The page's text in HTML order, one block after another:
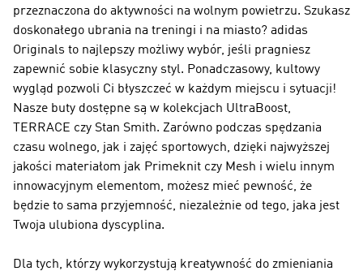
przeznaczona do aktywności na wolnym powietrzu. Szukasz
doskonałego ubrania na treningi i na miasto? adidas
Originals to najlepszy możliwy wybór, jeśli pragniesz
zapewnić sobie klasyczny styl. Ponadczasowy, kultowy
wygląd pozwoli Ci błyszczeć w każdym miejscu i sytuacji!
Nasze buty dostępne są w kolekcjach UltraBoost,
TERRACE czy Stan Smith. Zarówno podczas spędzania
czasu wolnego, jak i zajęć sportowych, dzięki najwyższej
jakości materiałom jak Primeknit czy Mesh i wielu innym
innowacyjnym elementom, możesz mieć pewność, że
będzie to sama przyjemność, niezależnie od tego, jaka jest
Twoja ulubiona dyscyplina.
Dla tych, którzy wykorzystują kreatywność do zmieniania